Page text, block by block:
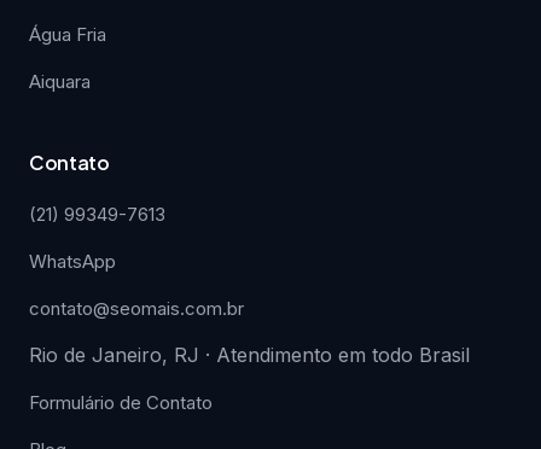
Água Fria
Aiquara
Contato
(21) 99349-7613
WhatsApp
contato@seomais.com.br
Rio de Janeiro, RJ · Atendimento em todo Brasil
Formulário de Contato